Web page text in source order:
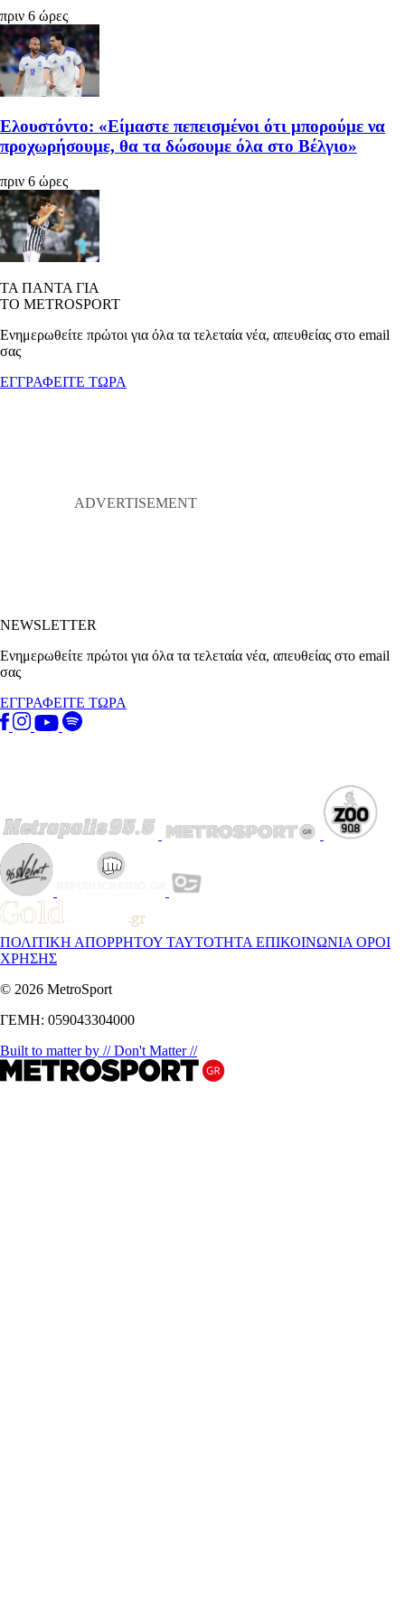
πριν 6 ώρες
Ελουστόντο: «Είμαστε πεπεισμένοι ότι μπορούμε να
προχωρήσουμε, θα τα δώσουμε όλα στο Βέλγιο»
πριν 6 ώρες
ΤΑ ΠΑΝΤΑ ΓΙΑ
ΤΟ METROSPORT
Ενημερωθείτε πρώτοι για όλα τα τελεταία νέα, απευθείας στο email
σας
ΕΓΓΡΑΦΕΙΤΕ ΤΩΡΑ
NEWSLETTER
Ενημερωθείτε πρώτοι για όλα τα τελεταία νέα, απευθείας στο email
σας
ΕΓΓΡΑΦΕΙΤΕ ΤΩΡΑ
ΠΟΛΙΤΙΚΗ ΑΠΟΡΡΗΤΟΥ ΤΑΥΤΟΤΗΤΑ ΕΠΙΚΟΙΝΩΝΙΑ ΟΡΟΙ
ΧΡΗΣΗΣ
© 2026 MetroSport
ΓΕΜΗ: 059043304000
Built to matter by // Don't Matter //